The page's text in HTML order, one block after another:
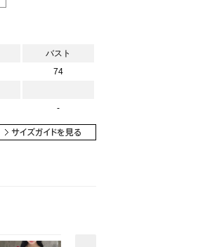
バスト
74
-